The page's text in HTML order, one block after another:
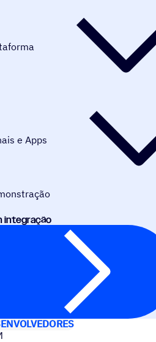
e Apps
integração